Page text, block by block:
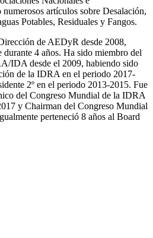
artículos sobre Desalación,
Potables, Residuales y Fangos.
de AEDyR desde 2008,
durante 4 años. Ha sido miembro del
IDA desde el 2009, habiendo sido
de la IDRA en el periodo 2017-
2º en el periodo 2013-2015. Fue
del Congreso Mundial de la IDRA
y Chairman del Congreso Mundial
perteneció 8 años al Board